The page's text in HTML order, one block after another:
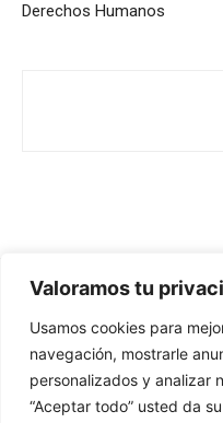
Valoramos tu
Usamos cookies para
navegación, mostrarle
personalizados y analizar
“Aceptar todo” usted da
Derechos Humanos
Redes Cristianas
Una mirada alternativa sobre la
- Colectivos de Redes Cristianas